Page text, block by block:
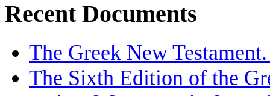
Recent Documents
The Greek New
The Sixth Edition of the